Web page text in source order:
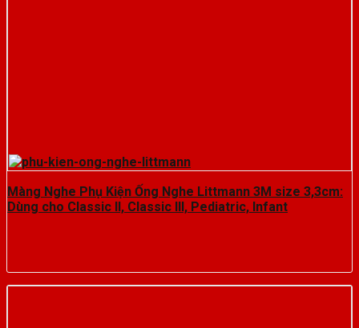
Màng Nghe Phụ Kiện Ống Nghe Littmann 3M size 3,3cm:
Dùng cho Classic II, Classic III, Pediatric, Infant